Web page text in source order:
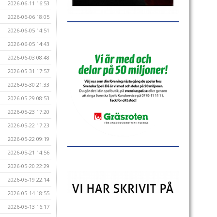
2026-06-11 16:53
2026-06-06 18:05
2026-06-05 14:51
2026-06-05 14:43
2026-06-03 08:48
2026-05-31 17:57
2026-05-30 21:33
2026-05-29 08:53
2026-05-23 17:20
2026-05-22 17:23
2026-05-22 09:19
2026-05-21 14:56
2026-05-20 22:29
2026-05-19 22:14
2026-05-14 18:55
2026-05-13 16:17